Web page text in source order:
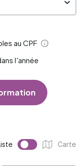
au CPF
Aide
l'année
actif :
Affichage :
Carte